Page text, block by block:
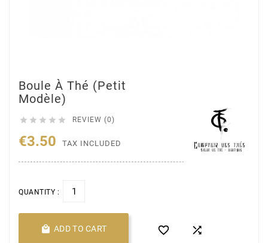
Boule À Thé (petit
Modèle)
     REVIEW (0)
€3.50 TAX INCLUDED
QUANTITY :
 ADD TO CART  